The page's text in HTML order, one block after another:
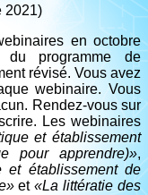
2021)
en octobre
programme de
révisé. Vous avez
webinaire. Vous
Rendez-vous sur
Les webinaires
et établissement
pour apprendre)»,
et établissement de
et«La littératie des